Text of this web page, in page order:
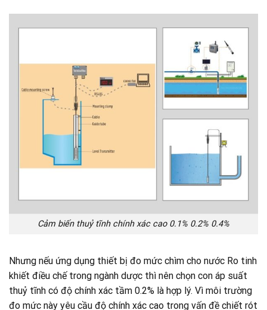
Cảm biến thuỷ tĩnh chính xác cao 0.1% 0.2% 0.4%
Nhưng nếu ứng dụng thiết bị đo mức chìm cho nước Ro tinh
khiết điều chế trong ngành dược thì nên chọn con áp suất
thuỷ tĩnh có độ chính xác tầm 0.2% là hợp lý. Vì môi trường
đo mức này yêu cầu độ chính xác cao trong vấn đề chiết rót